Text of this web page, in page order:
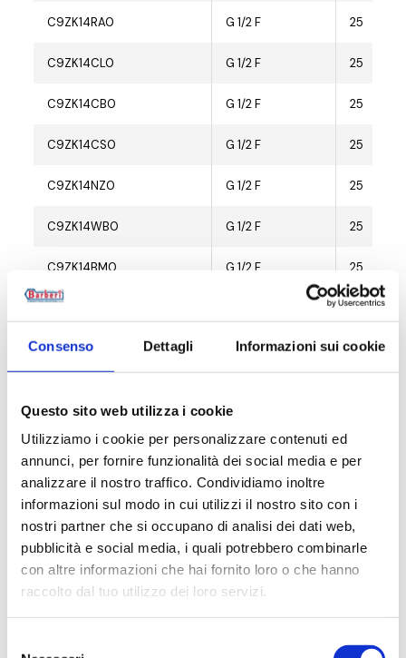
Consenso Dettagli Informazioni sui cookie
Questo sito web utilizza i cookie
Utilizziamo i cookie per personalizzare contenuti ed
annunci, per fornire funzionalità dei social media e per
analizzare il nostro traffico. Condividiamo inoltre
informazioni sul modo in cui utilizzi il nostro sito con i
nostri partner che si occupano di analisi dei dati web,
pubblicità e social media, i quali potrebbero combinarle
con altre informazioni che hai fornito loro o che hanno
raccolto dal tuo utilizzo dei loro servizi.
C9ZK14RA0 G 1/2 F 25
C9ZK14CL0 G 1/2 F 25
C9ZK14CB0 G 1/2 F 25
C9ZK14CS0 G 1/2 F 25
C9ZK14NZ0 G 1/2 F 25
C9ZK14WB0 G 1/2 F 25
C9ZK14BM0 G 1/2 F 25
C9ZK14PB0 25
C9ZE14CL0 G 3/4 F 10
C9ZE14BA0 G 3/4 F
C9ZE14RA0
C9ZE14CS0 G 3/4 F 10
C9ZE14NZ0 G 3/4 F 10
C9ZE14WB0 G 3/4 F